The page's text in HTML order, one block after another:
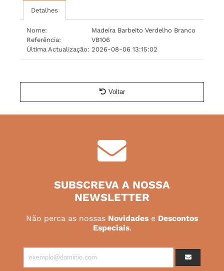
Detalhes
Nome:
Madeira Barbeito Verdelho Branco
Referência:
VB106
Última Actualização: 2026-08-06 13:15:02
Voltar
SUBSCREVA A NOSSA
NEWSLETTER
Não perca as nossas Novidades e Descontos
Especiais.